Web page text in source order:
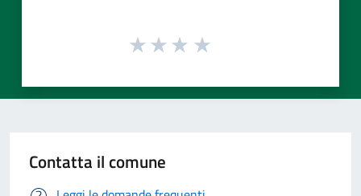
Contatta il comune